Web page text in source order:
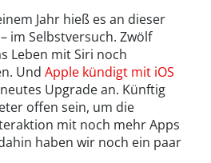
Jahr hieß es an dieser
– im Selbstversuch. Zwölf
Leben mit Siri noch
Und Apple kündigt mit iOS
Upgrade an. Künftig
offen sein, um die
mit noch mehr Apps
haben wir noch ein paar